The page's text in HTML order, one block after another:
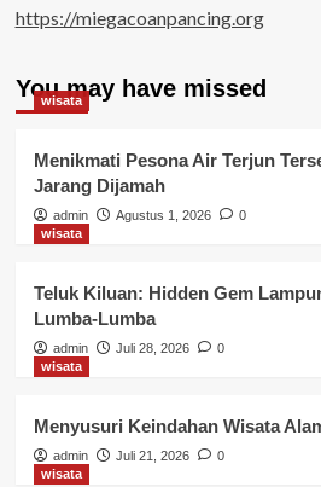
https://miegacoanpancing.org
You may have missed
wisata
Menikmati Pesona Air Terjun
Jarang Dijamah
admin Agustus 1, 2026
0
wisata
Teluk Kiluan: Hidden Gem
Lumba-Lumba
admin Juli 28, 2026
0
wisata
Menyusuri Keindahan Wisata
admin Juli 21, 2026
0
wisata